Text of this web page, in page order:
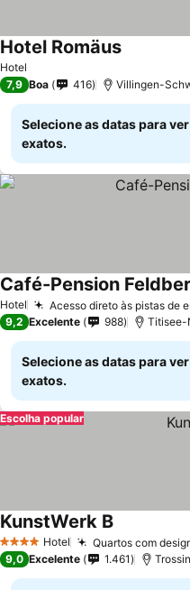
Hotel
Hotel RomäusVer preços
7,9 Boa 416 Villingen-
Selecione as datas para
exatos.
Hotel Acesso direto às pistas de
Café-Pension
9,2 Excelente 988 Titisee-
Selecione as datas para
exatos.
Escolha popular
4 EstrelasHotel Quartos com
KunstWerk BVer preços
9,0 Excelente 1.461